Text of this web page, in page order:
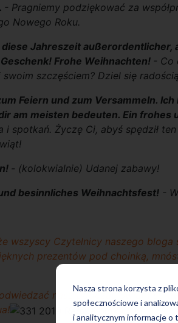
Nasza strona korzysta z
społecznościowe i
i analitycznym informacje o
- Pragniemy podziękować za
Nowego Roku.
diese Jahreszeit außerordentlicher,
Frohe Weihnachten! - Co
swoim szczęściem? Dziel się
Feiern und zum Versammeln.
am meisten bedeuten. Ein
i spotkań. Życzę Ci, abyś spędził
- (kolokwialnie) Udanej zabawy!
besinnliches Weihnachtsfest! -
wszyscy Czytelnicy naszego
prezentów pod choinką,
nasz podczas Świąt i